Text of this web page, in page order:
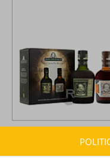
d'âge - Coffret 2 x 35cl -
Exclusiva - 70cl - 40°